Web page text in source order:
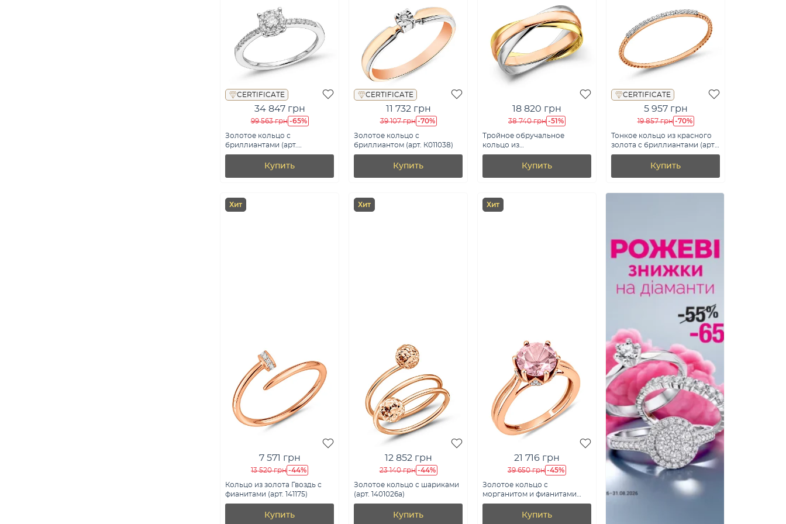
CERTIFICATE
34 847 грн
99 563 грн -65%
Золотое кольцо с
бриллиантами (арт.
К341721020б)
Купить
CERTIFICATE
11 732 грн
39 107 грн -70%
Золотое кольцо с
бриллиантом (арт. К011038)
Купить
18 820 грн
38 740 грн -51%
Тройное обручальное
кольцо из
комбинированного золота
Тринити (арт. 239184)
Купить
CERTIFICATE
5 957 грн
19 857 грн -70%
Тонкое кольцо из красного
золота с бриллиантами (арт.
К011354)
Купить
Хит
7 571 грн
13 520 грн -44%
Кольцо из золота Гвоздь с
фианитами (арт. 141175)
Купить
Хит
12 852 грн
23 140 грн -44%
Золотое кольцо с шариками
(арт. 1401026а)
Купить
Хит
21 716 грн
39 650 грн -45%
Золотое кольцо с
морганитом и фианитами
(арт. 141050ПмГ)
Купить